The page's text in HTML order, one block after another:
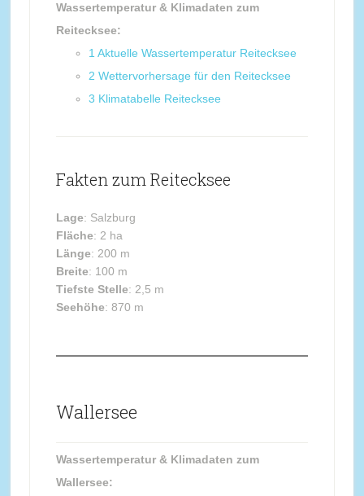
Wassertemperatur & Klimadaten zum
Reitecksee:
1 Aktuelle Wassertemperatur Reitecksee
2 Wettervorhersage für den Reitecksee
3 Klimatabelle Reitecksee
Fakten zum Reitecksee
Lage: Salzburg
Fläche: 2 ha
Länge: 200 m
Breite: 100 m
Tiefste Stelle: 2,5 m
Seehöhe: 870 m
Wallersee
Wassertemperatur & Klimadaten zum
Wallersee: